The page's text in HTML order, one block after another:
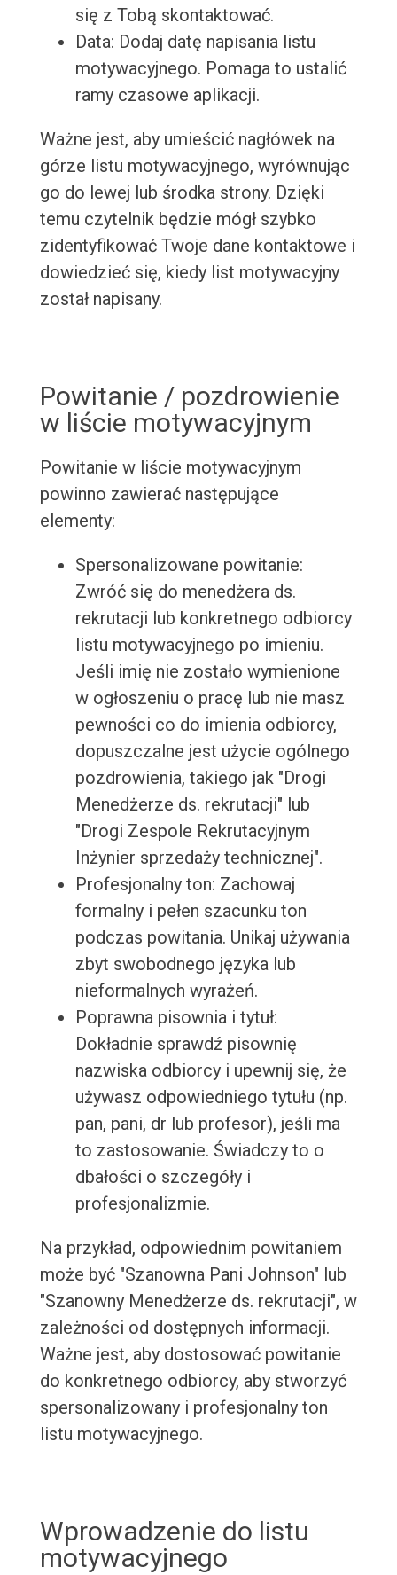
się z Tobą skontaktować.
Data: Dodaj datę napisania listu
motywacyjnego. Pomaga to ustalić
ramy czasowe aplikacji.
Ważne jest, aby umieścić nagłówek na
górze listu motywacyjnego, wyrównując
go do lewej lub środka strony. Dzięki
temu czytelnik będzie mógł szybko
zidentyfikować Twoje dane kontaktowe i
dowiedzieć się, kiedy list motywacyjny
został napisany.
Powitanie / pozdrowienie
w liście motywacyjnym
Powitanie w liście motywacyjnym
powinno zawierać następujące
elementy:
Spersonalizowane powitanie:
Zwróć się do menedżera ds.
rekrutacji lub konkretnego odbiorcy
listu motywacyjnego po imieniu.
Jeśli imię nie zostało wymienione
w ogłoszeniu o pracę lub nie masz
pewności co do imienia odbiorcy,
dopuszczalne jest użycie ogólnego
pozdrowienia, takiego jak "Drogi
Menedżerze ds. rekrutacji" lub
"Drogi Zespole Rekrutacyjnym
Inżynier sprzedaży technicznej".
Profesjonalny ton: Zachowaj
formalny i pełen szacunku ton
podczas powitania. Unikaj używania
zbyt swobodnego języka lub
nieformalnych wyrażeń.
Poprawna pisownia i tytuł:
Dokładnie sprawdź pisownię
nazwiska odbiorcy i upewnij się, że
używasz odpowiedniego tytułu (np.
pan, pani, dr lub profesor), jeśli ma
to zastosowanie. Świadczy to o
dbałości o szczegóły i
profesjonalizmie.
Na przykład, odpowiednim powitaniem
może być "Szanowna Pani Johnson" lub
"Szanowny Menedżerze ds. rekrutacji", w
zależności od dostępnych informacji.
Ważne jest, aby dostosować powitanie
do konkretnego odbiorcy, aby stworzyć
spersonalizowany i profesjonalny ton
listu motywacyjnego.
Wprowadzenie do listu
motywacyjnego